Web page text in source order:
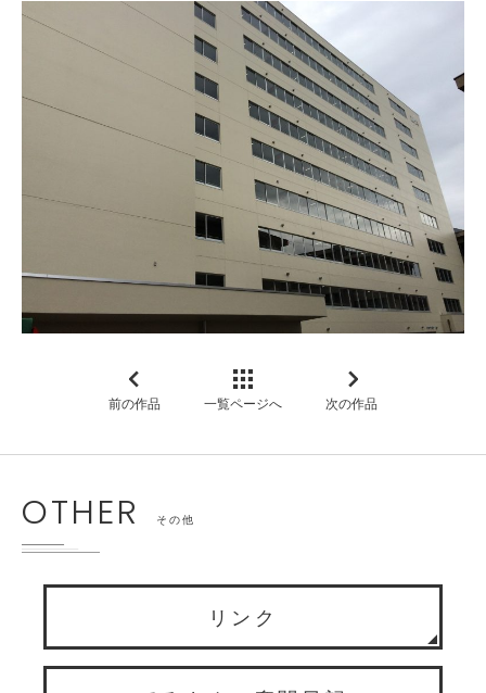
前の作品 一覧ページへ 次の作品
OTHER その他
リンク